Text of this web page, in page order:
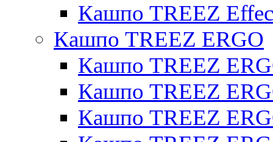
Кашпо TREEZ
Кашпо TREEZ ERGO
Кашпо TREEZ
Кашпо TREEZ
Кашпо TREEZ